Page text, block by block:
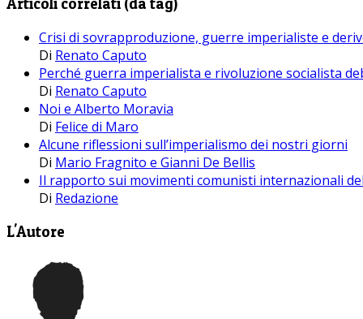
Articoli correlati (da tag)
Crisi di sovrapproduzione, guerre imperialiste e
Di Renato Caputo
Perché guerra imperialista e rivoluzione socialista
Di Renato Caputo
Noi e Alberto Moravia
Di Felice di Maro
Alcune riflessioni sull’imperialismo dei nostri giorni
Di Mario Fragnito e Gianni De Bellis
Il rapporto sui movimenti comunisti internazionali
Di Redazione
L'Autore